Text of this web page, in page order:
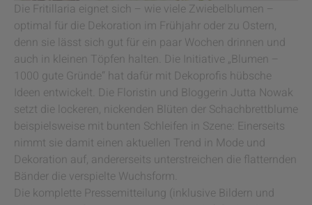
Die Fritillaria eignet sich – wie viele Zwiebelblumen –
optimal für die Dekoration im Frühjahr oder zu Ostern,
denn sie lässt sich gut für ein paar Wochen drinnen und
auch in kleinen Töpfen halten. Die Initiative „Blumen –
1000 gute Gründe“ hat dafür mit Dekoprofis hübsche
Ideen entwickelt. Die Floristin und Bloggerin Jutta Nowak
setzt die lockeren, nickenden Blüten der Schachbrettblume
beispielsweise mit bunten Schleifen in Szene: Einerseits
nimmt sie damit einen aktuellen Trend in Mode und
Dekoration auf, andererseits unterstreichen die flatternden
Bänder die verspielte Wuchsform.
Die komplette Pressemitteilung (inklusive Bildern und